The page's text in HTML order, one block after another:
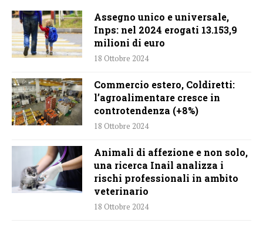
Assegno unico e universale,
Inps: nel 2024 erogati 13.153,9
milioni di euro
18 Ottobre 2024
Commercio estero, Coldiretti:
l’agroalimentare cresce in
controtendenza (+8%)
18 Ottobre 2024
Animali di affezione e non solo,
una ricerca Inail analizza i
rischi professionali in ambito
veterinario
18 Ottobre 2024